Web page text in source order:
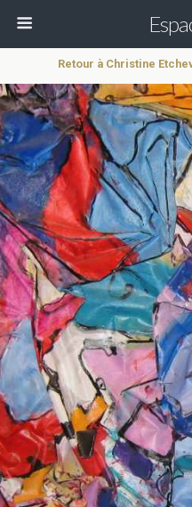
Retour à Christine